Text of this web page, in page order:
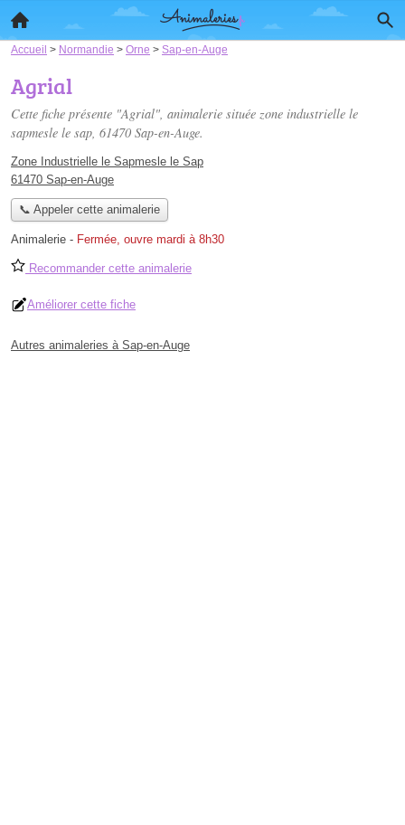
Accueil > Normandie > Orne > Sap-en-Auge
Agrial
Cette fiche présente "Agrial", animalerie située zone industrielle le
sapmesle le sap, 61470 Sap-en-Auge.
Zone Industrielle le Sapmesle le Sap
61470 Sap-en-Auge
📞 Appeler cette animalerie
Animalerie - Fermée, ouvre mardi à 8h30
Recommander cette animalerie
Améliorer cette fiche
Autres animaleries à Sap-en-Auge